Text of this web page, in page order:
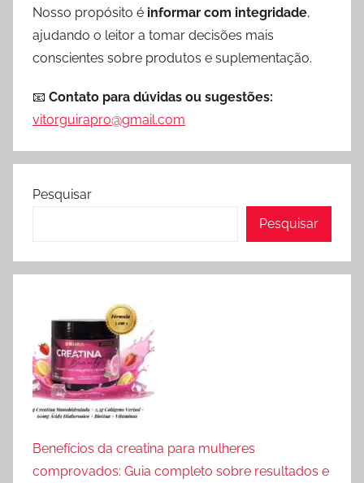
Nosso propósito é informar com integridade,
ajudando o leitor a tomar decisões mais
conscientes sobre produtos e suplementação.
📧 Contato para dúvidas ou sugestões:
vitorguirapro@gmail.com
Pesquisar
Pesquisar
Benefícios da creatina para mulheres
comprovados: Guia completo sobre resultados e